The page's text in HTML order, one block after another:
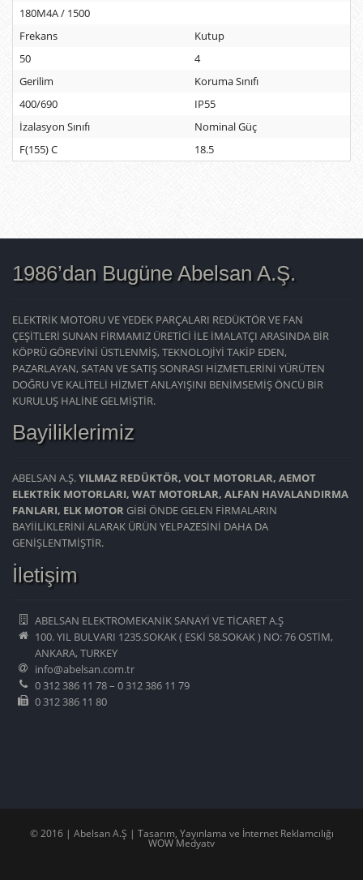
180M4A / 1500
Frekans
Kutup
50
4
Gerilim
Koruma Sınıfı
400/690
IP55
İzalasyon Sınıfı
Nominal Güç
F(155) C
18.5
1986’dan Bugüne Abelsan A.Ş.
ELEKTRİK MOTORU VE YEDEK PARÇALARI REDÜKTÖR VE FAN
ÇEŞİTLERİ SUNAN FİRMAMIZ ÜRETİCİ İLE İMALATÇI ARASINDA BİR
KÖPRÜ GÖREVİNİ ÜSTLENMİŞ, TEKNOLOJİYİ TAKİP EDEN,
PAZARLAYAN, SATAN VE SATIŞ SONRASI HİZMETLERİNİ YÜRÜTEN
DOĞRU VE KALİTELİ HİZMET ANLAYIŞINI BENİMSEMİŞ ÖNCÜ BİR
KURULUŞ HALİNE GELMİŞTİR.
Bayiliklerimiz
ABELSAN A.Ş.YILMAZ REDÜKTÖR, VOLT MOTORLAR, AEMOT
ELEKTRİK MOTORLARI, WAT MOTORLAR, ALFAN HAVALANDIRMA
FANLARI, ELK MOTORGİBİ ÖNDE GELEN FİRMALARIN
BAYİİLİKLERİNİ ALARAK ÜRÜN YELPAZESİNİ DAHA DA
GENİŞLENTMİŞTİR.
İletişim
ABELSAN ELEKTROMEKANİK SANAYİ VE TİCARET A.Ş
100. YIL BULVARI 1235.SOKAK ( ESKİ 58.SOKAK ) NO: 76 OSTİM,
ANKARA, TURKEY
info@abelsan.com.tr
0 312 386 11 78 – 0 312 386 11 79
0 312 386 11 80
© 2016 | Abelsan A.Ş | Tasarım, Yayınlama ve İnternet Reklamcılığı
WOW Medyatv